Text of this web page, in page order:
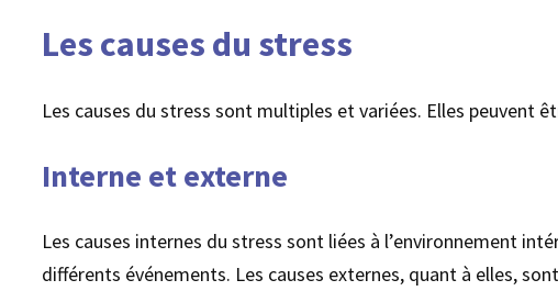
Les causes du stress
Les causes du stress sont multiples et variées. Elles peuvent
Interne et externe
Les causes internes du stress sont liées à l’environnement
différents événements. Les causes externes, quant à elles,